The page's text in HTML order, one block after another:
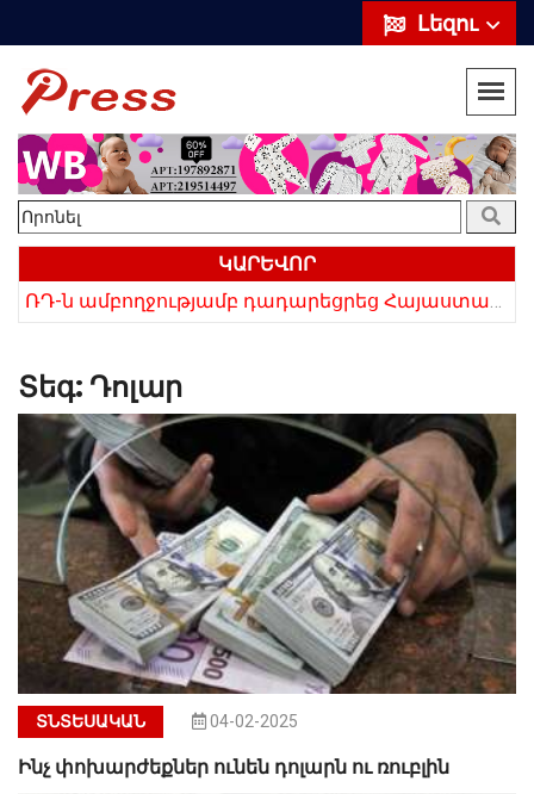
Լեզու
ԿԱՐԵՎՈՐ
Տեգ: Դոլար
ՏՆՏԵՍԱԿԱՆ 04-02-2025
Ինչ փոխարժեքներ ունեն դոլարն ու ռուբլին